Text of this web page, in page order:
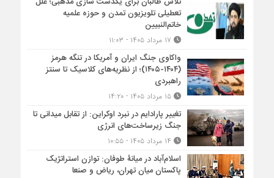
تعطیلی تلویزیون تمدن و حوزه علمیه
خاتم‌النبیین
واکاوی جنگ ایران و آمریکا در تنگه هرمز
(۱۴۰۴-۱۴۰۵)؛ از نظریه‌های کلاسیک تا سنتز
راهبردی
۱۵ مرداد ۱۴۰۵ - ۱۴:۲۰
تغییر پارادایم در نبرد اوکراین: از تقابل میدانی تا
جنگ زیرساخت‌های انرژی
اسلام‌آباد در میانۀ طوفان: توازن استراتژیک
پاکستان میان تهران، ریاض و صنعا